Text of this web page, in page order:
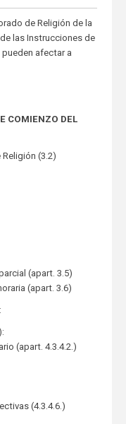
de Religión de la
las Instrucciones de
afectar a
COMIENZO DEL
(3.2)
(apart. 3.5)
(apart. 3.6)
(apart. 4.3.4.2.)
(4.3.4.6.)